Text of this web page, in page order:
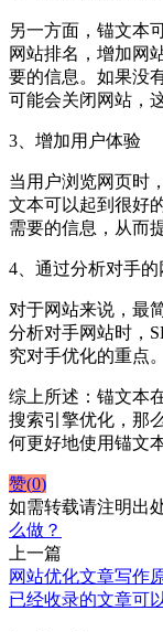
另一方面，锚文本
网站排名，增加网
要的信息。如果没
可能会关闭网站，
3、增加用户体验
当用户浏览网页时
文本可以起到很好
需要的信息，从而
4、通过分析对手
对于网站来说，最
分析对手网站时，
究对手优化的重点。
综上所述：锚文本
搜索引擎优化，那
何更好地使用锚文
赞(0)
如需转载请注明出
么做？
上一篇
网站优化文章写作
已经收录的文章可